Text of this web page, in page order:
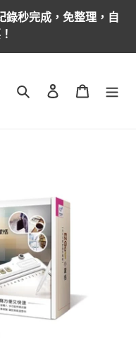
錄秒完成，免整理，自
搜尋 登入 購物車